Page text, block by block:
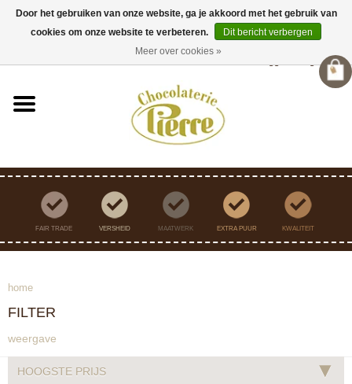
Verzending binnen Nederland vanaf €45,- gratis
Registreren
FAIR TRADE VERSHEID MAATWERK EXTRA PUUR KWALITEIT
home
FILTER
weergave
HOOGSTE PRIJS ▾
Door het gebruiken van onze website, ga je akkoord met het gebruik van
cookies om onze website te verbeteren.
Dit bericht verbergen
Meer over cookies »